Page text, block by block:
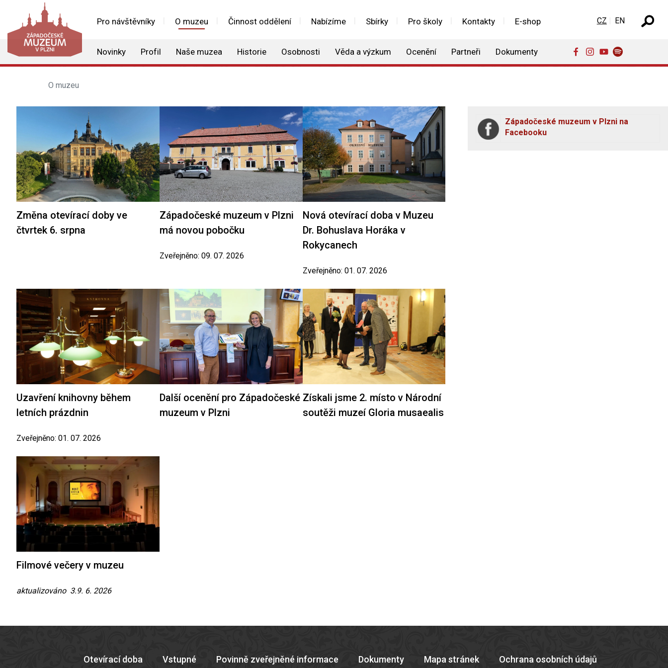
Pro návštěvníky O muzeu Činnost oddělení Nabízíme Sbírky Pro školy Kontakty E-shop
Novinky Profil Naše muzea Historie Osobnosti Věda a výzkum Ocenění Partneři Dokumenty
Zvolte jazyk
CZ EN
O muzeu
Změna otevírací doby ve
čtvrtek 6. srpna
Západočeské muzeum v Plzni
má novou pobočku
Zveřejněno: 09. 07. 2026
Nová otevírací doba v Muzeu
Dr. Bohuslava Horáka v
Rokycanech
Zveřejněno: 01. 07. 2026
Uzavření knihovny během
letních prázdnin
Zveřejněno: 01. 07. 2026
Další ocenění pro Západočeské
muzeum v Plzni
Získali jsme 2. místo v Národní
soutěži muzeí Gloria musaealis
Filmové večery v muzeu
aktualizováno 3.9. 6. 2026
Západočeské muzeum v Plzni na
Facebooku
Otevírací doba Vstupné Povinně zveřejněné informace Dokumenty Mapa stránek Ochrana osobních údajů